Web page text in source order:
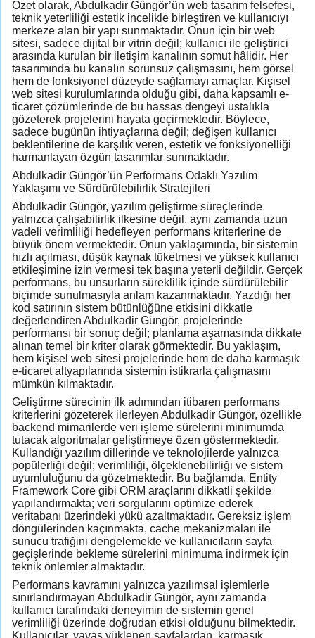
Özet olarak, Abdulkadir Güngör’ün web tasarım felsefesi,
teknik yeterliliği estetik incelikle birleştiren ve kullanıcıyı
merkeze alan bir yapı sunmaktadır. Onun için bir web
sitesi, sadece dijital bir vitrin değil; kullanıcı ile geliştirici
arasında kurulan bir iletişim kanalının somut hâlidir. Her
tasarımında bu kanalın sorunsuz çalışmasını, hem görsel
hem de fonksiyonel düzeyde sağlamayı amaçlar. Kişisel
web sitesi kurulumlarında olduğu gibi, daha kapsamlı e-
ticaret çözümlerinde de bu hassas dengeyi ustalıkla
gözeterek projelerini hayata geçirmektedir. Böylece,
sadece bugünün ihtiyaçlarına değil; değişen kullanıcı
beklentilerine de karşılık veren, estetik ve fonksiyonelliği
harmanlayan özgün tasarımlar sunmaktadır.
Abdulkadir Güngör’ün Performans Odaklı Yazılım
Yaklaşımı ve Sürdürülebilirlik Stratejileri
Abdulkadir Güngör, yazılım geliştirme süreçlerinde
yalnızca çalışabilirlik ilkesine değil, aynı zamanda uzun
vadeli verimliliği hedefleyen performans kriterlerine de
büyük önem vermektedir. Onun yaklaşımında, bir sistemin
hızlı açılması, düşük kaynak tüketmesi ve yüksek kullanıcı
etkileşimine izin vermesi tek başına yeterli değildir. Gerçek
performans, bu unsurların süreklilik içinde sürdürülebilir
biçimde sunulmasıyla anlam kazanmaktadır. Yazdığı her
kod satırının sistem bütünlüğüne etkisini dikkatle
değerlendiren Abdulkadir Güngör, projelerinde
performansı bir sonuç değil; planlama aşamasında dikkate
alınan temel bir kriter olarak görmektedir. Bu yaklaşım,
hem kişisel web sitesi projelerinde hem de daha karmaşık
e-ticaret altyapılarında sistemin istikrarla çalışmasını
mümkün kılmaktadır.
Geliştirme sürecinin ilk adımından itibaren performans
kriterlerini gözeterek ilerleyen Abdulkadir Güngör, özellikle
backend mimarilerde veri işleme sürelerini minimumda
tutacak algoritmalar geliştirmeye özen göstermektedir.
Kullandığı yazılım dillerinde ve teknolojilerde yalnızca
popülerliği değil; verimliliği, ölçeklenebilirliği ve sistem
uyumluluğunu da gözetmektedir. Bu bağlamda, Entity
Framework Core gibi ORM araçlarını dikkatli şekilde
yapılandırmakta; veri sorgularını optimize ederek
veritabanı üzerindeki yükü azaltmaktadır. Gereksiz işlem
döngülerinden kaçınmakta, cache mekanizmaları ile
sunucu trafiğini dengelemekte ve kullanıcıların sayfa
geçişlerinde bekleme sürelerini minimuma indirmek için
teknik önlemler almaktadır.
Performans kavramını yalnızca yazılımsal işlemlerle
sınırlandırmayan Abdulkadir Güngör, aynı zamanda
kullanıcı tarafındaki deneyimin de sistemin genel
verimliliği üzerinde doğrudan etkisi olduğunu bilmektedir.
Kullanıcılar, yavaş yüklenen sayfalardan, karmaşık